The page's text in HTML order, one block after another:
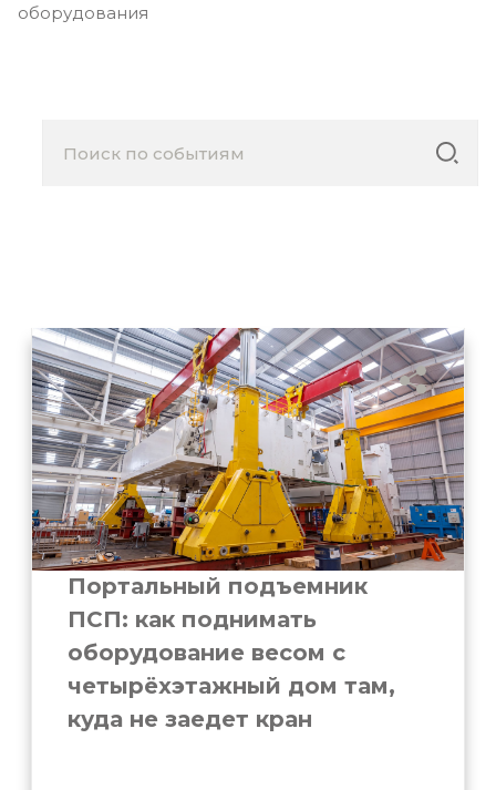
оборудования
Портальный подъемник
ПСП: как поднимать
оборудование весом с
четырёхэтажный дом там,
куда не заедет кран